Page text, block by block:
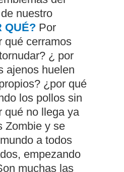
nuestro
QUÉ? Por
qué cerramos
¿ por
ajenos huelen
¿por qué
los pollos sin
qué no llega ya
Zombie y se
a todos
empezando
muchas las